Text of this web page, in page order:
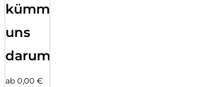
kümmern
uns
darum!
ab 0,00 €